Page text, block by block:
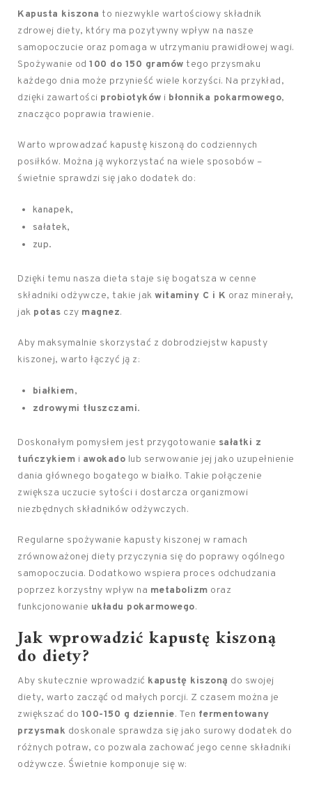
Kapusta kiszona to niezwykle wartościowy składnik
zdrowej diety, który ma pozytywny wpływ na nasze
samopoczucie oraz pomaga w utrzymaniu prawidłowej wagi.
Spożywanie od 100 do 150 gramów tego przysmaku
każdego dnia może przynieść wiele korzyści. Na przykład,
dzięki zawartości probiotyków i błonnika pokarmowego,
znacząco poprawia trawienie.
Warto wprowadzać kapustę kiszoną do codziennych
posiłków. Można ją wykorzystać na wiele sposobów –
świetnie sprawdzi się jako dodatek do:
kanapek,
sałatek,
zup.
Dzięki temu nasza dieta staje się bogatsza w cenne
składniki odżywcze, takie jak witaminy C i K oraz minerały,
jak potas czy magnez.
Aby maksymalnie skorzystać z dobrodziejstw kapusty
kiszonej, warto łączyć ją z:
białkiem,
zdrowymi tłuszczami.
Doskonałym pomysłem jest przygotowanie sałatki z
tuńczykiem i awokado lub serwowanie jej jako uzupełnienie
dania głównego bogatego w białko. Takie połączenie
zwiększa uczucie sytości i dostarcza organizmowi
niezbędnych składników odżywczych.
Regularne spożywanie kapusty kiszonej w ramach
zrównoważonej diety przyczynia się do poprawy ogólnego
samopoczucia. Dodatkowo wspiera proces odchudzania
poprzez korzystny wpływ na metabolizm oraz
funkcjonowanie układu pokarmowego.
Jak wprowadzić kapustę kiszoną
do diety?
Aby skutecznie wprowadzić kapustę kiszoną do swojej
diety, warto zacząć od małych porcji. Z czasem można je
zwiększać do 100-150 g dziennie. Ten fermentowany
przysmak doskonale sprawdza się jako surowy dodatek do
różnych potraw, co pozwala zachować jego cenne składniki
odżywcze. Świetnie komponuje się w: